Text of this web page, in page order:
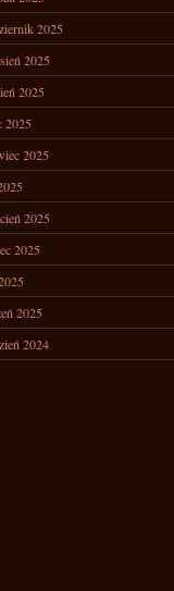
2025
2025
2025
2025
2025
2025
2025
2025
2024